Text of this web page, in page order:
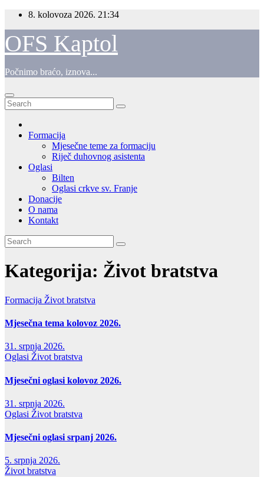
Skip
content
8. kolovoza 2026. 21:34
OFS Kaptol
Počnimo braćo, iznova...
Formacija
Mjesečne teme za formaciju
Riječ duhovnog asistenta
Oglasi
Bilten
Oglasi crkve sv. Franje
Donacije
O nama
Kontakt
Kategorija: Život bratstva
Formacija Život bratstva
Mjesečna tema kolovoz 2026.
31. srpnja 2026.
Oglasi Život bratstva
Mjesečni oglasi kolovoz 2026.
31. srpnja 2026.
Oglasi Život bratstva
Mjesečni oglasi srpanj 2026.
5. srpnja 2026.
Život bratstva